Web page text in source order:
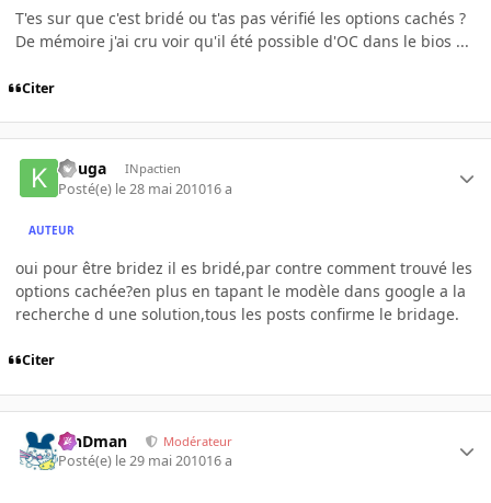
T'es sur que c'est bridé ou t'as pas vérifié les options cachés ?
De mémoire j'ai cru voir qu'il été possible d'OC dans le bios ...
Citer
kouga INpactien
Posté(e) le 28 mai 201016 a
AUTEUR
oui pour être bridez il es bridé,par contre comment trouvé les
options cachée?en plus en tapant le modèle dans google a la
recherche d une solution,tous les posts confirme le bridage.
Citer
RinDman Modérateur
Posté(e) le 29 mai 201016 a